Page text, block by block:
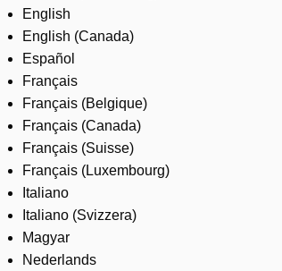
English
English (Canada)
Español
Français
Français (Belgique)
Français (Canada)
Français (Suisse)
Français (Luxembourg)
Italiano
Italiano (Svizzera)
Magyar
Nederlands